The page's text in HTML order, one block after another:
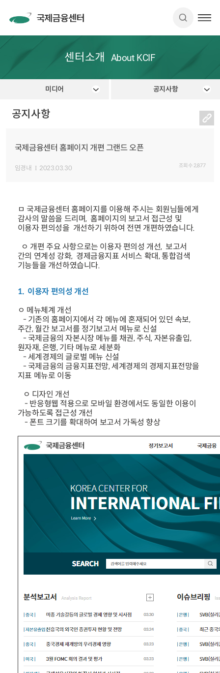
센터소개 About KCIF
미디어 공지사항
공지사항
국제금융센터 홈페이지 개편 그랜드 오픈
임경내 2023.03.30 조회수2,877
ㅁ 국제금융센터 홈페이지를 이용해 주시는 회원님들에게
감사의 말씀을 드리며, 홈페이지의 보고서 접근성 및
이용자 편의성을 개선하기 위하여 전면 개편하였습니다.
ㅇ 개편 주요 사항으로는 이용자 편의성 개선, 보고서
간의 연계성 강화, 경제금융지표 서비스 확대, 통합검색
기능들을 개선하였습니다.
1. 이용자 편의성 개선
ㅇ 메뉴체계 개선
- 기존의 홈페이지에서 각 메뉴에 혼재되어 있던 속보,
주간, 월간 보고서를 정기보고서 메뉴로 신설
- 국제금융의 자본시장 메뉴를 채권, 주식, 자본유출입,
원자재, 은행, 기타 메뉴로 세분화
- 세계경제의 글로벌 메뉴 신설
- 국제금융의 금융지표전망, 세계경제의 경제지표전망을
지표 메뉴로 이동
ㅇ 디자인 개선
- 반응형웹 적용으로 모바일 환경에서도 동일한 이용이
가능하도록 접근성 개선
- 폰트 크기를 확대하여 보고서 가독성 향상